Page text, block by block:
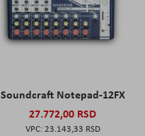
Soundcraft Notepad-12FX
27.772,00 RSD
23.143,33 RSD